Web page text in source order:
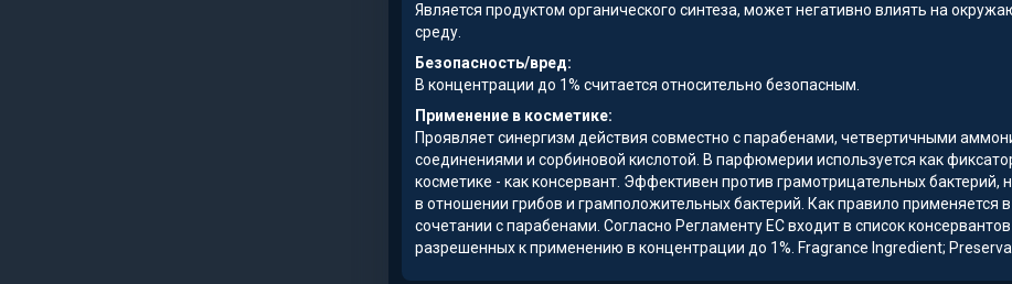
Является продуктом органического синтеза, может негативно влиять на
среду.
Безопасность/вред:
В концентрации до 1% считается относительно безопасным.
Применение в косметике:
Проявляет синергизм действия совместно с парабенами, четвертичными
соединениями и сорбиновой кислотой. В парфюмерии используется как
косметике - как консервант. Эффективен против грамотрицательных бактерий,
в отношении грибов и грамположительных бактерий. Как правило применяется в
сочетании с парабенами. Согласно Регламенту ЕС входит в список консервантов
разрешенных к применению в концентрации до 1%. Fragrance Ingredient;